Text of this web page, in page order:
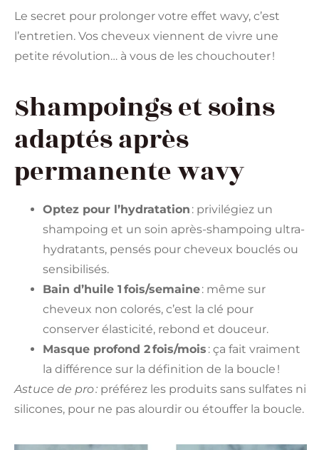
Le secret pour prolonger votre effet wavy, c’est
l’entretien. Vos cheveux viennent de vivre une
petite révolution… à vous de les chouchouter !
Shampoings et soins
adaptés après
permanente wavy
Optez pour l’hydratation : privilégiez un
shampoing et un soin après-shampoing ultra-
hydratants, pensés pour cheveux bouclés ou
sensibilisés.
Bain d’huile 1 fois/semaine: même sur
cheveux non colorés, c’est la clé pour
conserver élasticité, rebond et douceur.
Masque profond 2 fois/mois : ça fait vraiment
la différence sur la définition de la boucle !
Astuce de pro : préférez les produits sans sulfates ni
silicones, pour ne pas alourdir ou étouffer la boucle.